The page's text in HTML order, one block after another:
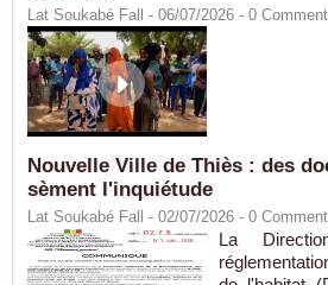
Lat Soukabé Fall - 06/07/2026 - 0
Nouvelle Ville de Thiès : des
sèment l'inquiétude
Lat Soukabé Fall - 02/07/2026 - 0
La